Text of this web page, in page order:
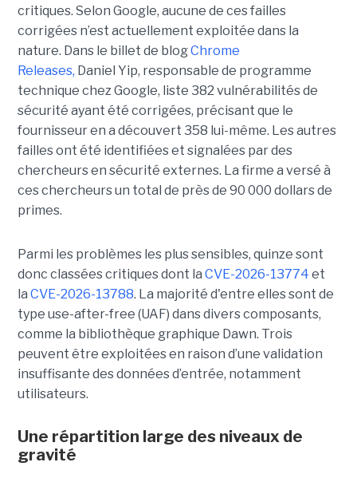
critiques. Selon Google, aucune de ces failles
corrigées n’est actuellement exploitée dans la
nature. Dans le billet de blogChrome
Releases, Daniel Yip, responsable de programme
technique chez Google, liste 382 vulnérabilités de
sécurité ayant été corrigées, précisant que le
fournisseur en a découvert 358 lui-même. Les autres
failles ont été identifiées et signalées par des
chercheurs en sécurité externes. La firme a versé à
ces chercheurs un total de près de 90 000 dollars de
primes.
Parmi les problèmes les plus sensibles, quinze sont
donc classées critiques dont la CVE-2026-13774 et
la CVE-2026-13788. La majorité d'entre elles sont de
type use-after-free (UAF) dans divers composants,
comme la bibliothèque graphique Dawn. Trois
peuvent être exploitées en raison d’une validation
insuffisante des données d’entrée, notamment
utilisateurs.
Une répartition large des niveaux de
gravité